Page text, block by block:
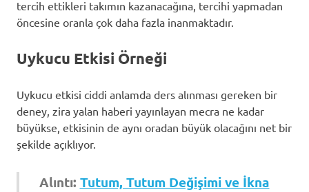
tercih ettikleri takımın kazanacağına, tercihi yapmadan
öncesine oranla çok daha fazla inanmaktadır.
Uykucu Etkisi Örneği
Uykucu etkisi ciddi anlamda ders alınması gereken bir
deney, zira yalan haberi yayınlayan mecra ne kadar
büyükse, etkisinin de aynı oradan büyük olacağını net bir
şekilde açıklıyor.
Alıntı: Tutum, Tutum Değişimi ve İkna